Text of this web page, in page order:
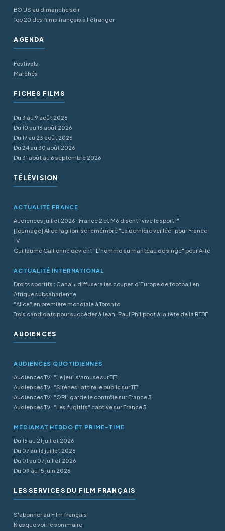
BO US au dimanche soir
Top 20 des films français à l’étranger
AGENDA
Festivals
Marchés
FICHES FILMS
Du 3 au 9 août 2026
Du 10 au 16 août 2026
Du 17 au 23 août 2026
Du 24 au 30 août 2026
Du 31 août au 6 septembre 2026
TÉLÉVISION
ACTUALITÉ FRANCE
Audiences juillet 2026 : France 2 et M6 disent "vive le sport !"
[Tournage] Alice Taglioni se remémore "La dernière veillée" pour France
TV
Guillaume Gallienne devient "L’homme au manteau de singe" pour Arte
ACTUALITÉ INTERNATIONAL
Droits sportifs : Canal+ diffusera les coupes d’Europe de football en
Afrique subsaharienne
"Alice" en première mondiale à Toronto
Trois candidats pour succéder à Jean-Paul Philippot à la tête de la RTBF
AUDIENCES
AUDIENCES QUOTIDIENNES
Audiences TV : "Le jeu" s'amuse sur TF1
Audiences TV : "Sirènes" attire le public sur TF1
Audiences TV : "OPJ" garde le contrôle sur France 3
Audiences TV : "Les fugitifs" captive sur France 3
MÉDIAMAT HEBDO ET PRIME-TIME
Du 15 au 21 juillet 2026
Du 07 au 13 juillet 2026
Du 01 au 07 juillet 2026
Du 09 au 15 juin 2026
LES SERVICES DU FILM FRANÇAIS
S'abonner au Film français
Kiosque voir le sommaire